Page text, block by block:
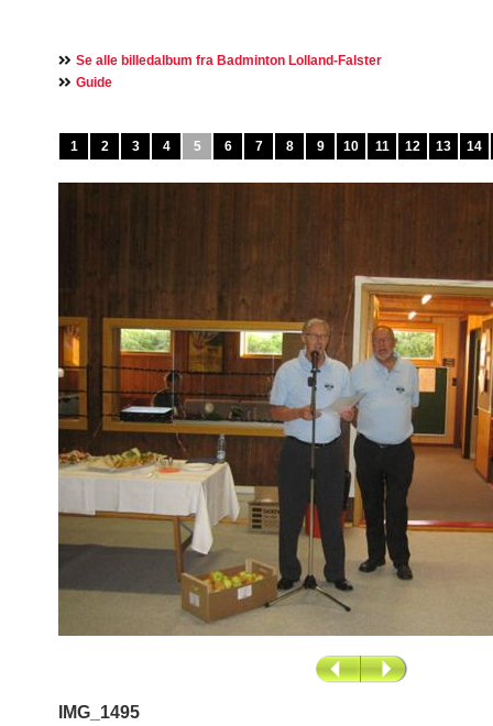
Se alle billedalbum fra Badminton Lolland-Falster
Guide
1 2 3 4 5 6 7 8 9 10 11 12 13 14
IMG_1495